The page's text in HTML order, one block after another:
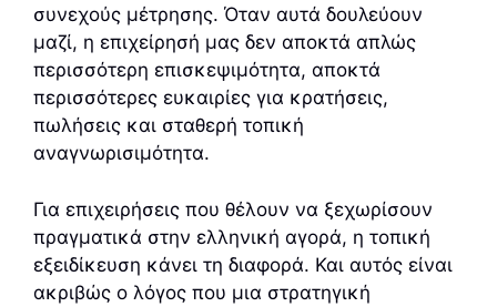
συνεχούς μέτρησης. Όταν αυτά δουλεύουν
μαζί, η επιχείρησή μας δεν αποκτά απλώς
περισσότερη επισκεψιμότητα, αποκτά
περισσότερες ευκαιρίες για κρατήσεις,
πωλήσεις και σταθερή τοπική
αναγνωρισιμότητα.
Για επιχειρήσεις που θέλουν να ξεχωρίσουν
πραγματικά στην ελληνική αγορά, η τοπική
εξειδίκευση κάνει τη διαφορά. Και αυτός είναι
ακριβώς ο λόγος που μια στρατηγική